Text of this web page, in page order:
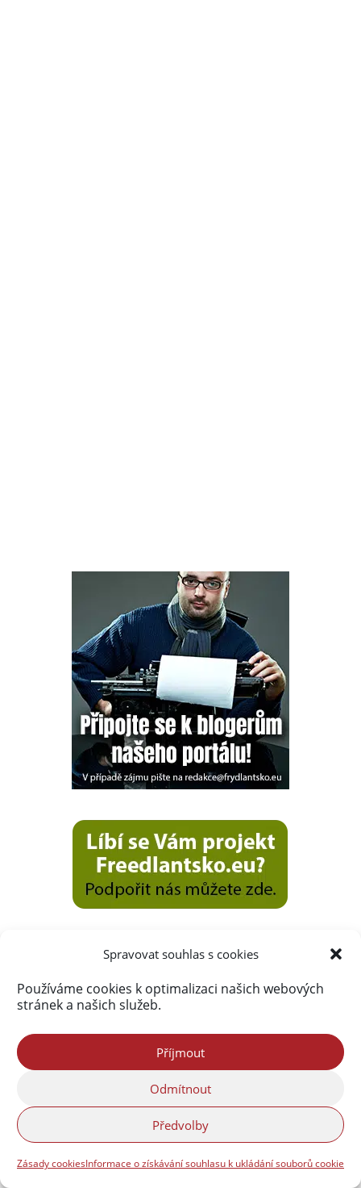
Spravovat souhlas s cookies
Používáme cookies k optimalizaci našich webových
stránek a našich služeb.
Příjmout
Odmítnout
Předvolby
Zásady cookiesInformace o získávání souhlasu k ukládání souborů cookie